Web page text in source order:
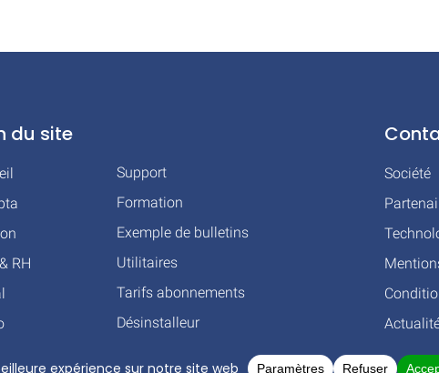
du site
RH
Support
Formation
Exemple de bulletins
Utilitaires
Tarifs abonnements
Désinstalleur
Société
– COGILOG – 3 RUE DES CHARRONS 31700 BLAGNAC